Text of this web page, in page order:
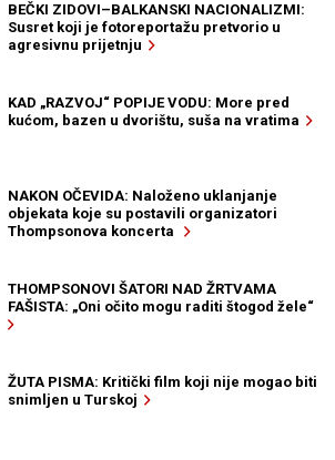
BEČKI ZIDOVI–BALKANSKI NACIONALIZMI:
Susret koji je fotoreportažu pretvorio u
agresivnu prijetnju
KAD „RAZVOJ“ POPIJE VODU: More pred
kućom, bazen u dvorištu, suša na vratima
NAKON OČEVIDA: Naloženo uklanjanje
objekata koje su postavili organizatori
Thompsonova koncerta
THOMPSONOVI ŠATORI NAD ŽRTVAMA
FAŠISTA: „Oni očito mogu raditi štogod žele“
ŽUTA PISMA: Kritički film koji nije mogao biti
snimljen u Turskoj